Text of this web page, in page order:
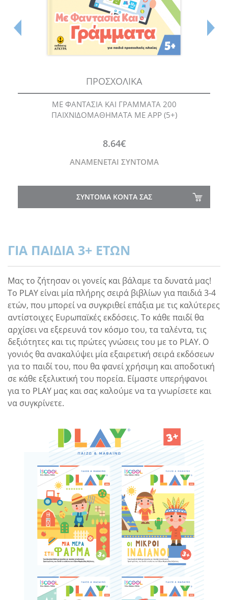
ΠΡΟΣΧΟΛΙΚΑ
ΜΕ ΦΑΝΤΑΣΙΑ ΚΑΙ ΓΡΑΜΜΑΤΑ 200
ΠΑΙΧΝΙΔΟΜΑΘΗΜΑΤΑ ΜΕ APP (5+)
8.64€
ΑΝΑΜΕΝΕΤΑΙ ΣΥΝΤΟΜΑ
ΣΥΝΤΟΜΑ ΚΟΝΤΑ ΣΑΣ
ΓΙΑ ΠΑΙΔΙΑ 3+ ΕΤΩΝ
Μας το ζήτησαν οι γονείς και βάλαμε τα δυνατά μας!
Το PLAY είναι μία πλήρης σειρά βιβλίων για παιδιά 3-4
ετών, που μπορεί να συγκριθεί επάξια με τις καλύτερες
αντίστοιχες Ευρωπαϊκές εκδόσεις. Το κάθε παιδί θα
αρχίσει να εξερευνά τον κόσμο του, τα ταλέντα, τις
δεξιότητες και τις πρώτες γνώσεις του με το PLAY. Ο
γονιός θα ανακαλύψει μία εξαιρετική σειρά εκδόσεων
για το παιδί του, που θα φανεί χρήσιμη και αποδοτική
σε κάθε εξελικτική του πορεία. Είμαστε υπερήφανοι
για το PLAY μας και σας καλούμε να τα γνωρίσετε και
να συγκρίνετε.